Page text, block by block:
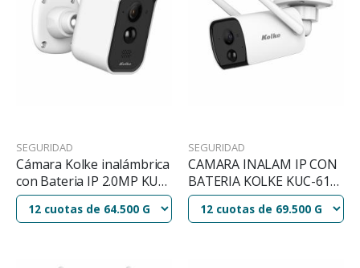
SEGURIDAD
Cámara Kolke inalámbrica
con Bateria IP 2.0MP KUC-
617
SEGURIDAD
CAMARA INALAM IP CON
BATERIA KOLKE KUC-618
3MP